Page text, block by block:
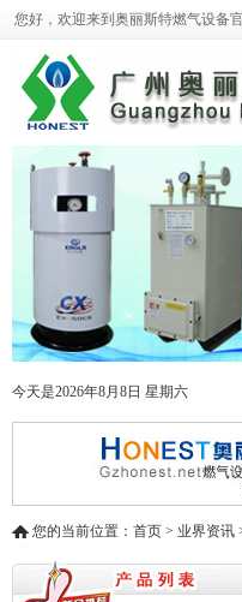
您好，欢迎来到奥丽斯特燃气设备
今天是2026年8月8日 星期六
您的当前位置：首页 > 业界资讯